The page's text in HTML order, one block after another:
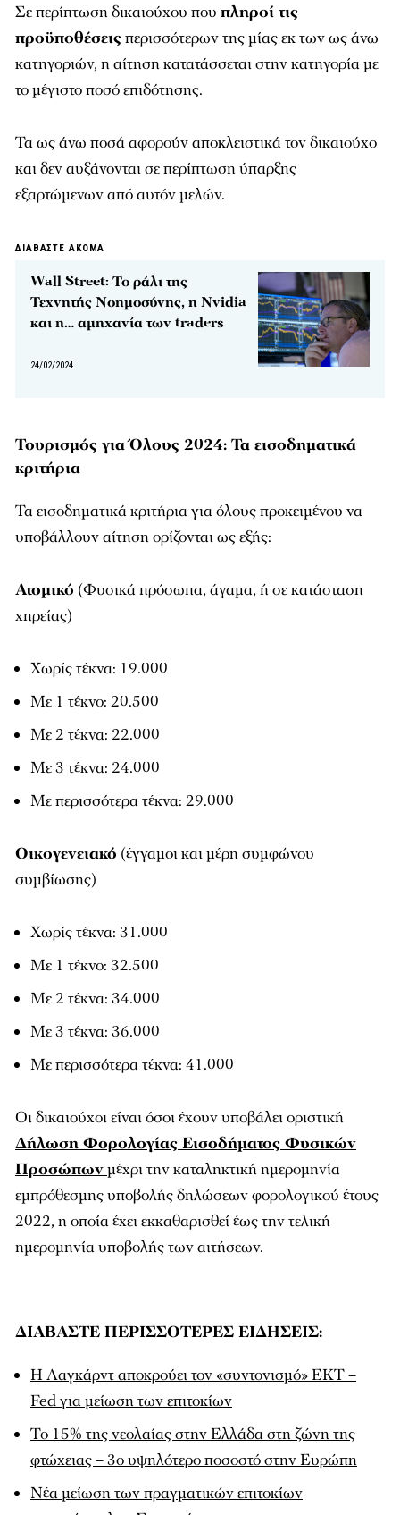
Σε περίπτωση δικαιούχου που πληροί τις
προϋποθέσειςπερισσότερων της μίας εκ των ως άνω
κατηγοριών, η αίτηση κατατάσσεται στην κατηγορία με
το μέγιστο ποσό επιδότησης.
Τα ως άνω ποσά αφορούν αποκλειστικά τον δικαιούχο
και δεν αυξάνονται σε περίπτωση ύπαρξης
εξαρτώμενων από αυτόν μελών.
ΔΙΑΒΑΣΤΕ ΑΚΟΜΑ
Wall Street: Το ράλι της
Τεχνητής Νοημοσύνης, η Nvidia
και η… αμηχανία των traders
24/02/2024
Τουρισμός για Όλους 2024: Τα εισοδηματικά
κριτήρια
Τα εισοδηματικά κριτήρια για όλους προκειμένου να
υποβάλλουν αίτηση ορίζονται ως εξής:
Ατομικό (Φυσικά πρόσωπα, άγαμα, ή σε κατάσταση
χηρείας)
Χωρίς τέκνα: 19.000
Με 1 τέκνο: 20.500
Με 2 τέκνα: 22.000
Με 3 τέκνα: 24.000
Με περισσότερα τέκνα: 29.000
Οικογενειακό (έγγαμοι και μέρη συμφώνου
συμβίωσης)
Χωρίς τέκνα: 31.000
Με 1 τέκνο: 32.500
Με 2 τέκνα: 34.000
Με 3 τέκνα: 36.000
Με περισσότερα τέκνα: 41.000
Οι δικαιούχοι είναι όσοι έχουν υποβάλει οριστική
Δήλωση Φορολογίας Εισοδήματος Φυσικών
Προσώπωνμέχρι την καταληκτική ημερομηνία
εμπρόθεσμης υποβολής δηλώσεων φορολογικού έτους
2022, η οποία έχει εκκαθαρισθεί έως την τελική
ημερομηνία υποβολής των αιτήσεων.
ΔΙΑΒΑΣΤΕ ΠΕΡΙΣΣΟΤΕΡΕΣ ΕΙΔΗΣΕΙΣ:
Η Λαγκάρντ αποκρούει τον «συντονισμό» ΕΚΤ –
Fed για μείωση των επιτοκίων
Το 15% της νεολαίας στην Ελλάδα στη ζώνη της
φτώχειας – 3ο υψηλότερο ποσοστό στην Ευρώπη
Νέα μείωση των πραγματικών επιτοκίων